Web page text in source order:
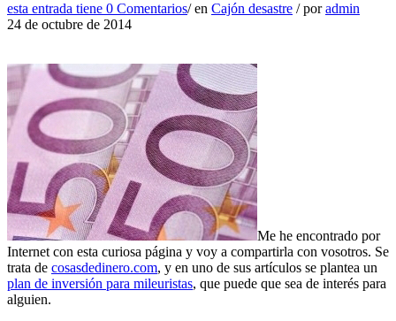
esta entrada tiene 0 Comentarios/ en Cajón desastre / poradmin
24 de octubre de 2014
Me he encontrado por
Internet con esta curiosa página y voy a compartirla con vosotros. Se
trata de cosasdedinero.com, y en uno de sus artículos se plantea un
plan de inversión para mileuristas, que puede que sea de interés para
alguien.